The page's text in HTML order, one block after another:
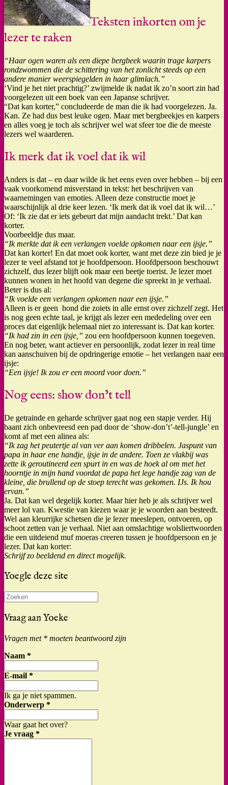
Teksten inkorten om je
lezer te raken
“Haar ogen waren als een diepe bergbeek waarin trage karpers
rondzwommen die de schittering van het zonlicht steeds op een
andere manier weerspiegelden in haar glimlach.”
‘Vind je het niet prachtig?’ zwijmelde ik nadat ik zo’n soort zin had
voorgelezen uit een boek van een Japanse schrijver.
“Dat kan korter,” concludeerde de man die ik had voorgelezen. Ja.
Kan. Ze had dus best leuke ogen. Maar met bergbeekjes en karpers
en alles voeg je toch als schrijver wel wat sfeer toe die de meeste
lezers wel waarderen.
Ik merk dat ik voel dat ik wil
Anders is dat – en daar wilde ik het eens even over hebben – bij een
vaak voorkomend misverstand in tekst: het beschrijven van
waarnemingen van emoties. Alleen deze constructie moet je
waarschijnlijk al drie keer lezen. ‘Ik merk dat ik voel dat ik wil…’
Of: ‘Ik zie dat er iets gebeurt dat mijn aandacht trekt.’ Dat kan
korter.
Voorbeeldje dus maar.
“Ik merkte dat ik een verlangen voelde opkomen naar een ijsje.”
Dat kan korter! En dat moet ook korter, want met deze zin bied je je
lezer te veel afstand tot je hoofdpersoon. Hoofdpersoon beschouwt
zichzelf, dus lezer blijft ook maar een beetje toerist. Je lezer moet
kunnen wonen in het hoofd van degene die spreekt in je verhaal.
Beter is dus al:
“Ik voelde een verlangen opkomen naar een ijsje.”
Alleen is er geen hond die zoiets in alle ernst over zichzelf zegt. Het
is nog geen echte taal, je krijgt als lezer een mededeling over een
proces dat eigenlijk helemaal niet zo interessant is. Dat kan korter.
“Ik had zin in een ijsje,” zou een hoofdpersoon kunnen toegeven.
En nog beter, want actiever en persoonlijk, zodat lezer in real time
kan aanschuiven bij de opdringerige emotie – het verlangen naar een
ijsje:
“Een ijsje! Ik zou er een moord voor doen.”
Nog eens: show don’t tell
De getrainde en geharde schrijver gaat nog een stapje verder. Hij
baant zich onbevreesd een pad door de ‘show-don’t’-tell-jungle’ en
komt af met een alinea als:
“Ik zag het peutertje al van ver aan komen dribbelen. Jaspunt van
papa in haar ene handje, ijsje in de andere. Toen ze vlakbij was
zette ik geroutineerd een spurt in en was de hoek al om met het
hoorntje in mijn hand voordat de papa het lege handje zag van de
kleine, die brullend op de stoep terecht was gekomen. IJs. Ik hou
ervan.”
Ja. Dat kan wel degelijk korter. Maar hier heb je als schrijver wel
meer lol van. Kwestie van kiezen waar je je woorden aan besteedt.
Wel aan kleurrijke schetsen die je lezer meeslepen, ontvoeren, op
schoot zetten van je verhaal. Niet aan omslachtige wolsliertwoorden
die een uitdeiend muf moeras creeren tussen je hoofdpersoon en je
lezer. Dat kan korter:
Schrijf zo beeldend en direct mogelijk.
Yoegle deze site
Zoeken
naar:
Vraag aan Yoeke
Vragen met * moeten beantwoord zijn
Naam *
E-mail *
Ik ga je niet spammen.
Onderwerp *
Waar gaat het over?
Je vraag *